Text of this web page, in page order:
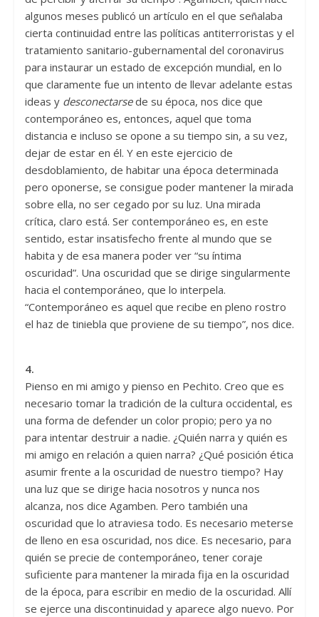
algunos meses publicó un artículo en el que señalaba
cierta continuidad entre las políticas antiterroristas y el
tratamiento sanitario-gubernamental del coronavirus
para instaurar un estado de excepción mundial, en lo
que claramente fue un intento de llevar adelante estas
ideas y desconectarsede su época, nos dice que
contemporáneo es, entonces, aquel que toma
distancia e incluso se opone a su tiempo sin, a su vez,
dejar de estar en él. Y en este ejercicio de
desdoblamiento, de habitar una época determinada
pero oponerse, se consigue poder mantener la mirada
sobre ella, no ser cegado por su luz. Una mirada
crítica, claro está. Ser contemporáneo es, en este
sentido, estar insatisfecho frente al mundo que se
habita y de esa manera poder ver “su íntima
oscuridad”. Una oscuridad que se dirige singularmente
hacia el contemporáneo, que lo interpela.
“Contemporáneo es aquel que recibe en pleno rostro
el haz de tiniebla que proviene de su tiempo”, nos dice.
4.
Pienso en mi amigo y pienso en Pechito. Creo que es
necesario tomar la tradición de la cultura occidental, es
una forma de defender un color propio; pero ya no
para intentar destruir a nadie. ¿Quién narra y quién es
mi amigo en relación a quien narra? ¿Qué posición ética
asumir frente a la oscuridad de nuestro tiempo? Hay
una luz que se dirige hacia nosotros y nunca nos
alcanza, nos dice Agamben. Pero también una
oscuridad que lo atraviesa todo. Es necesario meterse
de lleno en esa oscuridad, nos dice. Es necesario, para
quién se precie de contemporáneo, tener coraje
suficiente para mantener la mirada fija en la oscuridad
de la época, para escribir en medio de la oscuridad. Allí
se ejerce una discontinuidad y aparece algo nuevo. Por